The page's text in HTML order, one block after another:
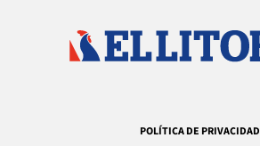
POLÍTICA DE PRIVACIDAD